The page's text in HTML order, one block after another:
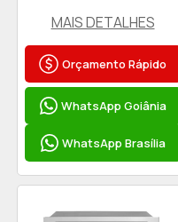
MAIS DETALHES
Orçamento Rápido
WhatsApp Goiânia
WhatsApp Brasília